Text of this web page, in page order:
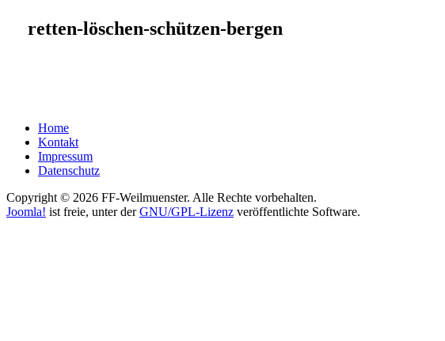
retten-löschen-schützen-bergen
Home
Kontakt
Impressum
Datenschutz
Copyright © 2026 FF-Weilmuenster. Alle Rechte vorbehalten.
Joomla! ist freie, unter derGNU/GPL-Lizenz veröffentlichte Software.